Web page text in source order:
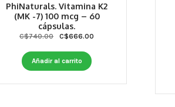
PhiNaturals. Vitamina K2
(MK -7) 100 mcg – 60
cápsulas.
C$740.00
Original
was:
C$740.00.
C$666.00
Añadir al carrito